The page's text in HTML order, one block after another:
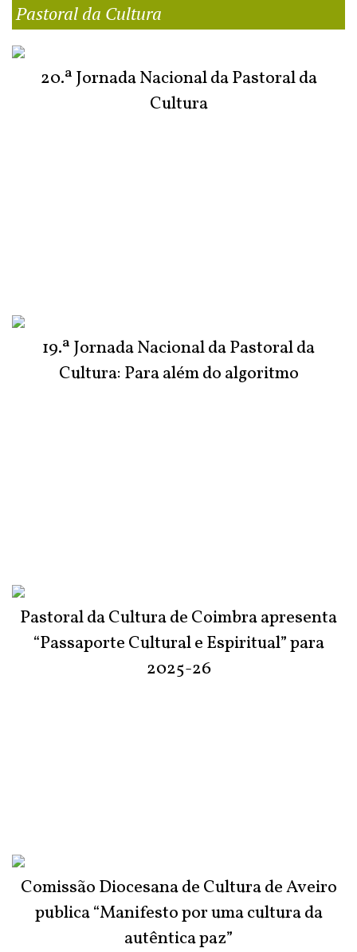
Pastoral da Cultura
20.ª Jornada Nacional da Pastoral da
Cultura
19.ª Jornada Nacional da Pastoral da
Cultura: Para além do algoritmo
Pastoral da Cultura de Coimbra apresenta
“Passaporte Cultural e Espiritual” para
2025-26
Comissão Diocesana de Cultura de Aveiro
publica “Manifesto por uma cultura da
autêntica paz”